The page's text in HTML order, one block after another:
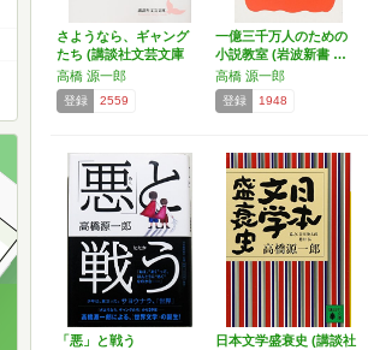
さようなら、ギャング
たち (講談社文芸文庫
…
高橋 源一郎
登録 2559
一億三千万人のための
小説教室 (岩波新書 …
高橋 源一郎
登録 1948
「悪」と戦う
日本文学盛衰史 (講談社